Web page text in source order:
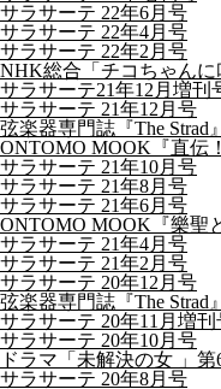
サラサーテ 22年6月号
サラサーテ 22年4月号
サラサーテ 22年2月号
NHK総合「チコちゃんに
サラサーテ21年12月増刊
サラサーテ 21年12月号
弦楽器専門誌『The Strad
ONTOMO MOOK『直伝
サラサーテ 21年10月号
サラサーテ 21年8月号
サラサーテ 21年6月号
ONTOMO MOOK『樂聖
サラサーテ 21年4月号
サラサーテ 21年2月号
サラサーテ 20年12月号
弦楽器専門誌『The Strad
サラサーテ 20年11月増刊
サラサーテ 20年10月号
ドラマ「未解決の女 」
サラサーテ 20年8月号